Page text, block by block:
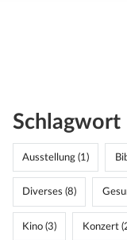
Schlagwort
Ausstellung (1)
Diverses (8)
Kino (3) Konzert